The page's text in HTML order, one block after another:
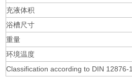
充液体积
浴槽尺寸
重量
环境温度
Classification according to DIN 12876-1